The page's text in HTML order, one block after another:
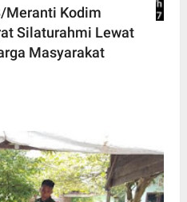
Meranti Kodim
Silaturahmi Lewat
Masyarakat